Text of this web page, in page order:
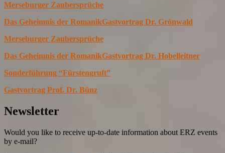
Merseburger Zaubersprüche
Das Geheimnis der RomanikGastvortrag Dr. Grönwald
Merseburger Zaubersprüche
Das Geheimnis der RomanikGastvortrag Dr. Hobelleitner
Sonderführung “Fürstengruft”
Gastvortrag Prof. Dr. Bünz
Newsletter
Would you like to receive up-to-date information about ERZ events
by e-mail?